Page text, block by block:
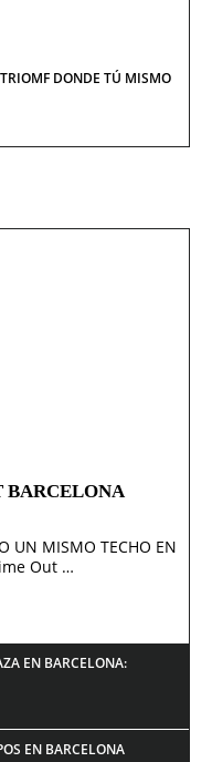
DONDE TÚ MISMO
BARCELONA
UN MISMO TECHO EN
Out …
EN BARCELONA:
EN BARCELONA